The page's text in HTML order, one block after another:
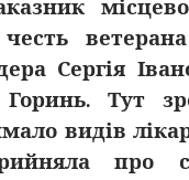
Сергія
Тут
видів
про